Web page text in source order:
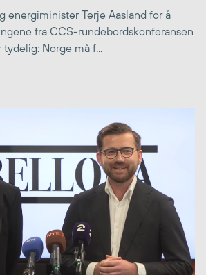
energiminister Terje Aasland for å
fra CCS-rundebordskonferansen
Norge må f...